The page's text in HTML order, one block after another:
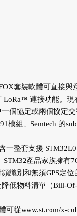
套裝軟體可直接與
LoRa™ 連接功能。現
個協定或兩個協定
模組、Semtech 的
一整套支援
STM32產品家族擁有
識別和無須GPS定
低物料清單（Bill-
可從www.st.com/x-